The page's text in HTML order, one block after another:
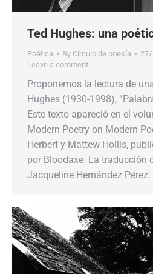
Ted Hughes: una
Poética By Círculo de poesía
27/
Leave a comment
Proponemos la lectura de
Hughes (1930-1998),
Este texto apareció en el
Modern Poetry on Modern
Herbert y Mattew Hollis,
por Bloodaxe. La traducción
Jacqueline Hernández